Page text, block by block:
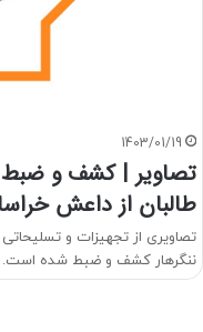
1403/01/19
تصاویر | کشف و
طالبان از داعش
تصاویری از تجهیزات و
ننگرهار کشف و ضبط شده